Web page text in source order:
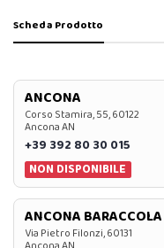
Scheda Prodotto
ANCONA
Corso Stamira, 55, 60122
Ancona AN
+39 392 80 30 015
NON DISPONIBILE
ANCONA BARACCOLA
Via Pietro Filonzi, 60131